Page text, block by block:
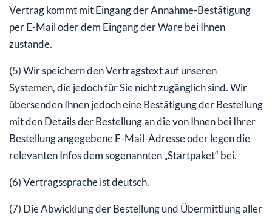
Vertrag kommt mit Eingang der Annahme-Bestätigung
per E-Mail oder dem Eingang der Ware bei Ihnen
zustande.
(5) Wir speichern den Vertragstext auf unseren
Systemen, die jedoch für Sie nicht zugänglich sind. Wir
übersenden Ihnen jedoch eine Bestätigung der Bestellung
mit den Details der Bestellung an die von Ihnen bei Ihrer
Bestellung angegebene E-Mail-Adresse oder legen die
relevanten Infos dem sogenannten „Startpaket“ bei.
(6) Vertragssprache ist deutsch.
(7) Die Abwicklung der Bestellung und Übermittlung aller